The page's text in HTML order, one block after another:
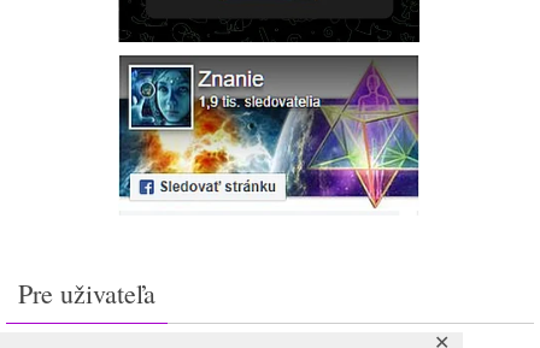
✕
Pre uživateľa